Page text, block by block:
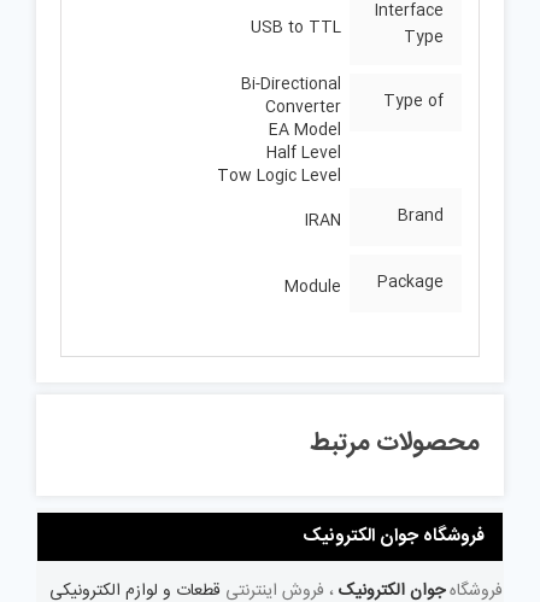
Interface
Type
USB to TTL
Type of
Bi-Directional
Converter
EA Model
Half Level
Tow Logic Level
Brand
IRAN
Package
Module
محصولات مرتبط
فروشگاه جوان الکترونیک
فروشگاهجوان الکترونیک ، فروش اینترنتی قطعات و لوازم الکترونیکی